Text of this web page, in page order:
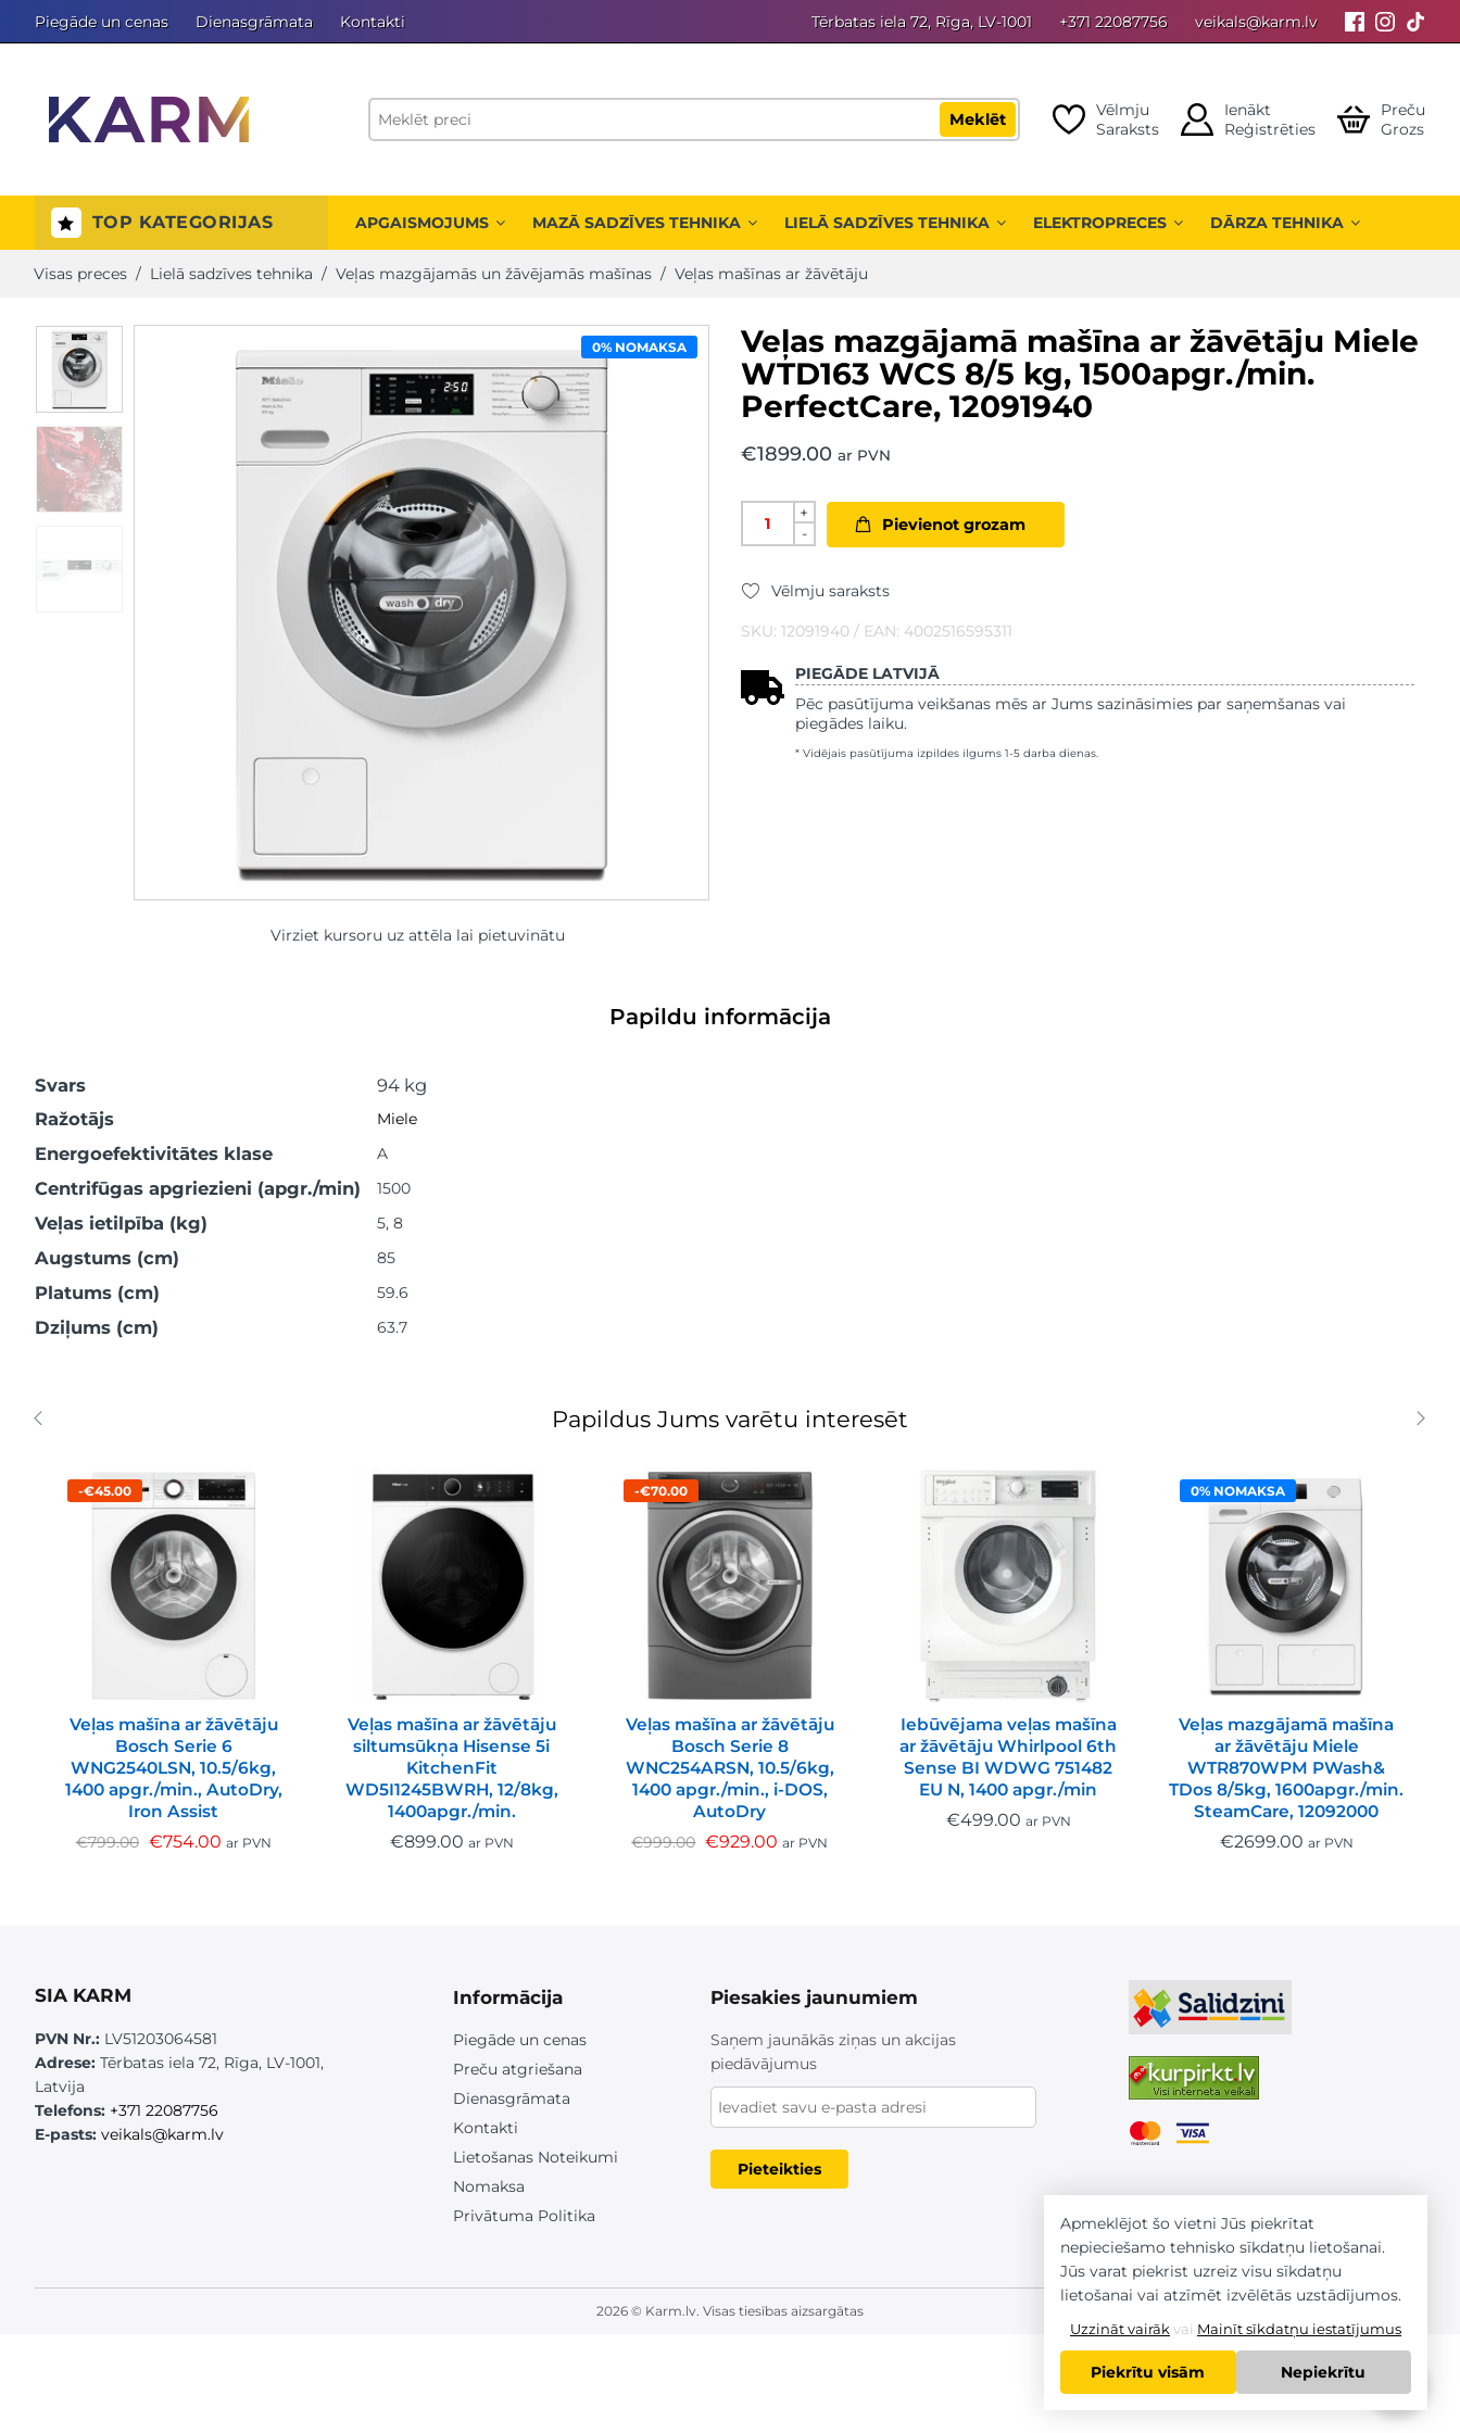
Piegāde un cenas Dienasgrāmata Kontakti Tērbatas iela 72, Rīga, LV-1001 +371 22087756 veikals@karm.lv
Meklēt
Vēlmju
Saraksts
Ienākt
Reģistrēties
Preču
Grozs
TOP KATEGORIJAS APGAISMOJUMS MAZĀ SADZĪVES TEHNIKA LIELĀ SADZĪVES TEHNIKA ELEKTROPRECES DĀRZA TEHNIKA
Visas preces / Lielā sadzīves tehnika / Veļas mazgājamās un žāvējamās mašīnas / Veļas mašīnas ar žāvētāju
0% NOMAKSA
Virziet kursoru uz attēla lai pietuvinātu
Veļas mazgājamā mašīna ar žāvētāju Miele
WTD163 WCS 8/5 kg, 1500apgr./min.
PerfectCare, 12091940
€1899.00 ar PVN
+
-
Pievienot grozam
Vēlmju saraksts
SKU: 12091940 / EAN: 4002516595311
PIEGĀDE LATVIJĀ
Pēc pasūtījuma veikšanas mēs ar Jums sazināsimies par saņemšanas vai
piegādes laiku.
* Vidējais pasūtījuma izpildes ilgums 1-5 darba dienas.
Papildu informācija
Svars
94 kg
Ražotājs
Miele
Energoefektivitātes klase A
Centrifūgas apgriezieni (apgr./min) 1500
Veļas ietilpība (kg) 5, 8
Augstums (cm) 85
Platums (cm) 59.6
Dziļums (cm) 63.7
Papildus Jums varētu interesēt
-€45.00
Veļas mašīna ar žāvētāju
Bosch Serie 6
WNG2540LSN, 10.5/6kg,
1400 apgr./min., AutoDry,
Iron Assist
€799.00 €754.00 ar PVN
Veļas mašīna ar žāvētāju
siltumsūkņa Hisense 5i
KitchenFit
WD5I1245BWRH, 12/8kg,
1400apgr./min.
€899.00 ar PVN
-€70.00
Veļas mašīna ar žāvētāju
Bosch Serie 8
WNC254ARSN, 10.5/6kg,
1400 apgr./min., i-DOS,
AutoDry
€999.00 €929.00 ar PVN
Iebūvējama veļas mašīna
ar žāvētāju Whirlpool 6th
Sense BI WDWG 751482
EU N, 1400 apgr./min
€499.00 ar PVN
0% NOMAKSA
Veļas mazgājamā mašīna
ar žāvētāju Miele
WTR870WPM PWash&
TDos 8/5kg, 1600apgr./min.
SteamCare, 12092000
€2699.00 ar PVN
SIA KARM
PVN Nr.:LV51203064581
Adrese:Tērbatas iela 72, Rīga, LV-1001,
Latvija
Telefons: +371 22087756
E-pasts: veikals@karm.lv
Informācija
Piegāde un cenas
Preču atgriešana
Dienasgrāmata
Kontakti
Lietošanas Noteikumi
Nomaksa
Privātuma Politika
Piesakies jaunumiem
Saņem jaunākās ziņas un akcijas
piedāvājumus
Pieteikties
2026 © Karm.lv. Visas tiesības aizsargātas
Apmeklējot šo vietni Jūs piekrītat
nepieciešamo tehnisko sīkdatņu lietošanai.
Jūs varat piekrist uzreiz visu sīkdatņu
lietošanai vai atzīmēt izvēlētās uzstādījumos.
Uzzināt vairāk vai Mainīt sīkdatņu iestatījumus
Piekrītu visām Nepiekrītu